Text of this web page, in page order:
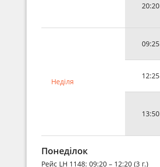
20:20
Неділя
09:25
12:25
13:50
Понеділок
Рейс LH 1148: 09:20 – 12:20 (3 г.)